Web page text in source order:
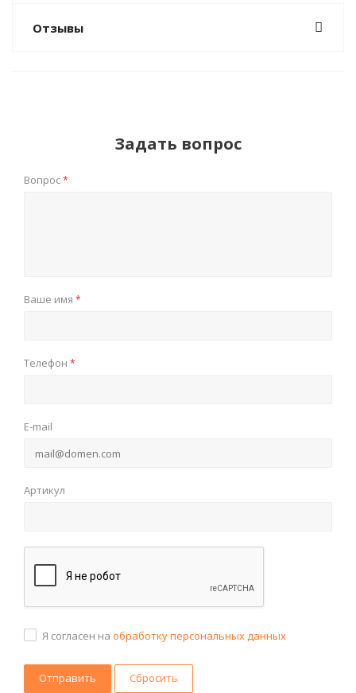
Отзывы
Задать вопрос
Вопрос*
Ваше имя *
Телефон *
E-mail
Артикул
Я согласен на обработку персональных данных
Сбросить